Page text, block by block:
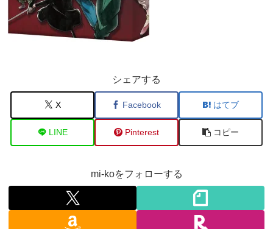
シェアする
X Facebook はてブ
LINE Pinterest コピー
mi-koをフォローする